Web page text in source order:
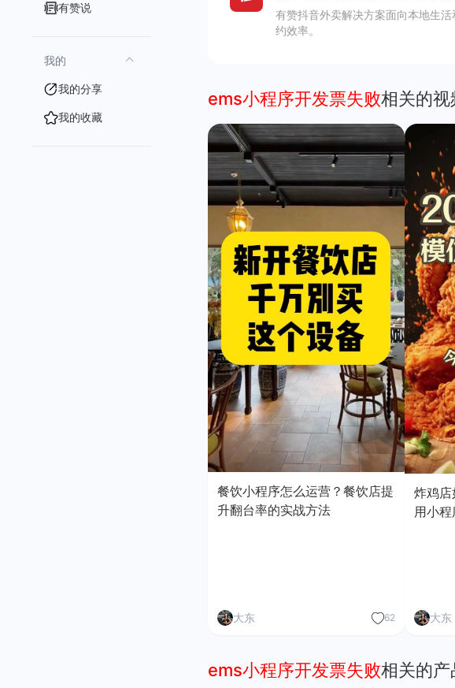
有赞说
我的
我的分享
我的收藏
有赞抖音外卖解决方案面向本地生
约效率。
ems小程序开发票失败相关的视
餐饮小程序怎么运营？餐饮店提
升翻台率的实战方法
大东 62
炸鸡店
用小
大东
ems小程序开发票失败相关的产